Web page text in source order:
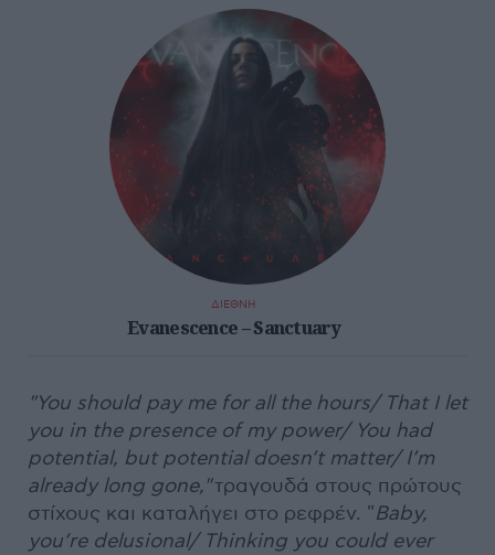
ΔΙΕΘΝΗ
Evanescence – Sanctuary
"You should pay me for all the hours/ That I let
you in the presence of my power/ You had
potential, but potential doesn’t matter/ I’m
already long gone,"τραγουδά στους πρώτους
στίχους και καταλήγει στο ρεφρέν. "Baby,
you’re delusional/ Thinking you could ever